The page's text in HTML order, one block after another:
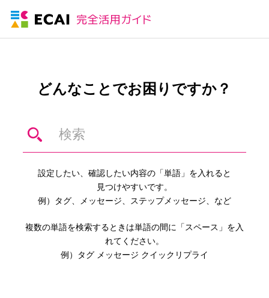
どんなことでお困りですか？
設定したい、確認したい内容の「単語」を入れると
見つけやすいです。
例）タグ、メッセージ、ステップメッセージ、など
複数の単語を検索するときは単語の間に「スペース」を入
れてください。
例）タグ メッセージ クイックリプライ